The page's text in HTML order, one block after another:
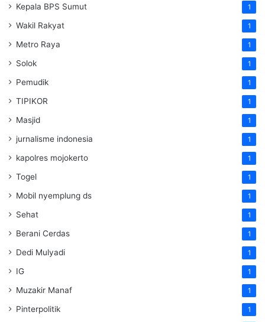
Kepala BPS Sumut 1
Wakil Rakyat 1
Metro Raya 1
Solok 1
Pemudik 1
TIPIKOR 1
Masjid 1
jurnalisme indonesia 1
kapolres mojokerto 1
Togel 1
Mobil nyemplung ds 1
Sehat 1
Berani Cerdas 1
Dedi Mulyadi 1
IG 1
Muzakir Manaf 1
Pinterpolitik 1